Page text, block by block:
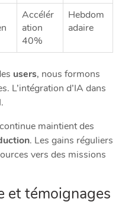
Accélér
ation
40%
Hebdom
adaire
users, nous formons
L’intégration d’IA dans
maintient des
. Les gains réguliers
vers des missions
et témoignages